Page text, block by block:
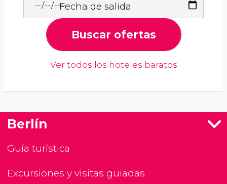
Fecha de salida
Buscar ofertas
Ver todos los hoteles baratos
Berlín
Guía turística
Excursiones y visitas guiadas